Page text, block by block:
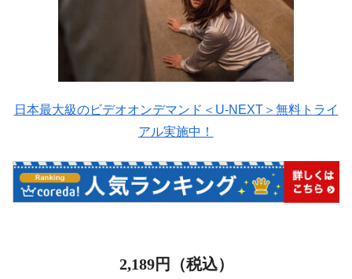
日本最大級のビデオオンデマンド＜U-NEXT＞無料トライ
アル実施中！
2,189円（税込）